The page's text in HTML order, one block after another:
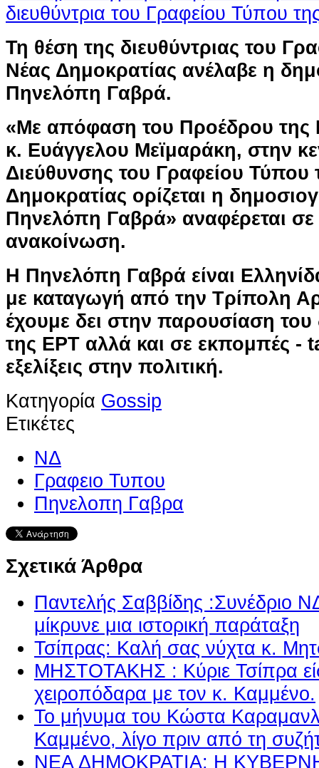
Τη θέση της διευθύντριας του
Νέας Δημοκρατίας ανέλαβε η
Πηνελόπη Γαβρά.
«Με απόφαση του Προέδρου της
κ. Ευάγγελου Μεϊμαράκη, στην
Διεύθυνσης του Γραφείου Τύπου
Δημοκρατίας ορίζεται η
Πηνελόπη Γαβρά» αναφέρεται σε
ανακοίνωση.
Η Πηνελόπη Γαβρά είναι
με καταγωγή από την Τρίπολη
έχουμε δει στην παρουσίαση του
της ΕΡΤ αλλά και σε εκπομπές -
εξελίξεις στην πολιτική.
Κατηγορία Gossip
Ετικέτες
ΝΔ
Γραφειο Τυπου
Πηνελοπη Γαβρα
Σχετικά Άρθρα
Παντελής Σαββίδης :Συνέδριο
μίκρυνε μια ιστορική παράταξη
Τσίπρας: Καλή σας νύχτα κ.
ΜΗΣΤΟΤΑΚΗΣ : Κύριε Τσίπρα
χειροπόδαρα με τον κ. Καμμένο.
Το μήνυμα του Κώστα
Καμμένο, λίγο πριν από τη
ΝΕΑ ΔΗΜΟΚΡΑΤΙΑ: Η